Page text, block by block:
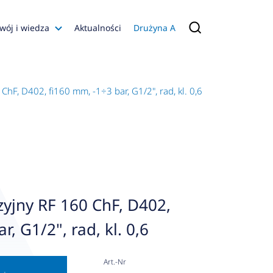
i wiedza
Konfiguratory
Aktualności Drużyna A
D402, fi160 mm, -1÷3 bar, G1/2", rad, kl. 0,6
RF 160 ChF, D402,
G1/2", rad, kl. 0,6
Art.-Nr